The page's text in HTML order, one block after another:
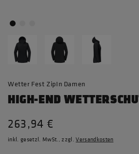
Wetter Fest ZipIn Damen
HIGH-END
263,94 €
inkl. gesetzl. MwSt., zzgl.Versandkosten